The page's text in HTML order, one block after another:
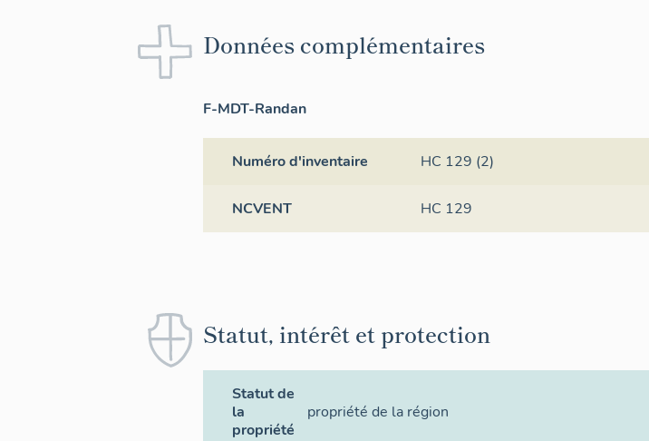
Données complémentaires
F-MDT-Randan
Numéro d'inventaire HC 129 (2)
NCVENT HC 129
Statut, intérêt et protection
Statut de
la
propriété
propriété de la région